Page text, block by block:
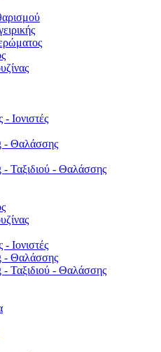
Ιονιστές
- Θαλάσσης
- Ταξιδιού - Θαλάσσης
Ιονιστές
- Θαλάσσης
- Ταξιδιού - Θαλάσσης